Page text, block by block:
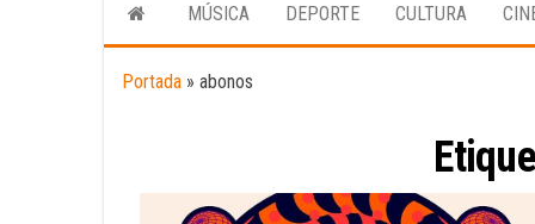
MÚSICA DEPORTE CULTURA
Portada » abonos